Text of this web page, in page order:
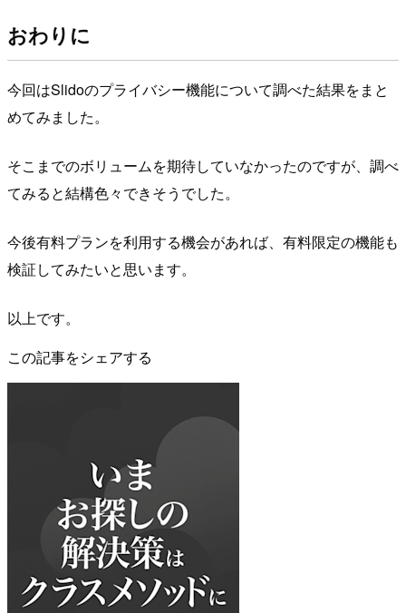
おわりに
今回はSlidoのプライバシー機能について調べた結果をまと
めてみました。
そこまでのボリュームを期待していなかったのですが、調べ
てみると結構色々できそうでした。
今後有料プランを利用する機会があれば、有料限定の機能も
検証してみたいと思います。
以上です。
この記事をシェアする